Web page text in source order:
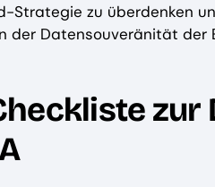
Strategie zu überdenken
der Datensouveränität der
zur